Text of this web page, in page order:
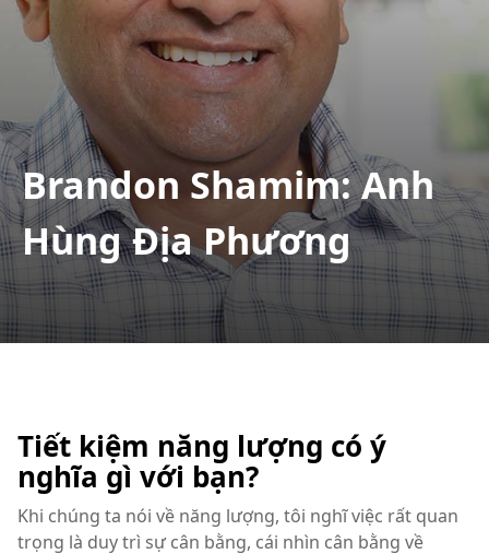
Brandon Shamim: Anh
Hùng Địa Phương
Tiết kiệm năng lượng có ý
nghĩa gì với bạn?
Khi chúng ta nói về năng lượng, tôi nghĩ việc rất quan
trọng là duy trì sự cân bằng, cái nhìn cân bằng về